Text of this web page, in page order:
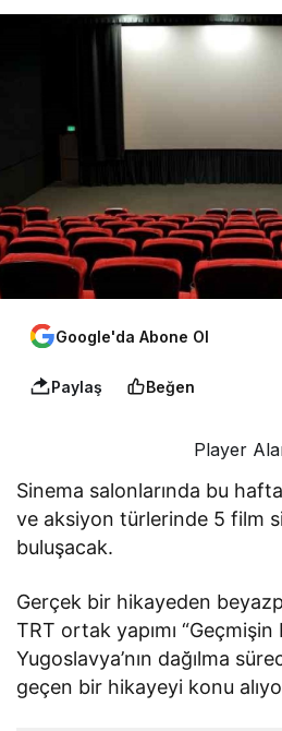
Google'da Abone Ol
Paylaş Beğen
Player
Sinema salonlarında bu
ve aksiyon türlerinde 5 film
buluşacak.
Gerçek bir hikayeden
TRT ortak yapımı “Geçmişin
Yugoslavya’nın dağılma
geçen bir hikayeyi konu